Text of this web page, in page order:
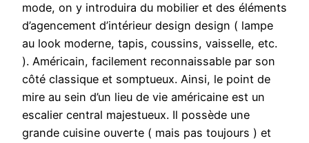
mode, on y introduira du mobilier et des éléments
d’agencement d’intérieur design design ( lampe
au look moderne, tapis, coussins, vaisselle, etc.
). Américain, facilement reconnaissable par son
côté classique et somptueux. Ainsi, le point de
mire au sein d’un lieu de vie américaine est un
escalier central majestueux. Il possède une
grande cuisine ouverte ( mais pas toujours ) et